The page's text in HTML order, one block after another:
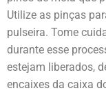
Utilize as pinças
pulseira. Tome
durante esse
estejam liberados,
encaixes da caixa